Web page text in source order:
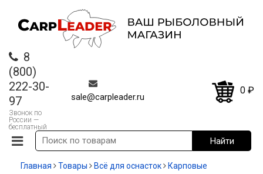
8
(800)
222-30-
97
Звонок по
России —
бесплатный
sale@carpleader.ru
0 ₽
Главная Товары Всё для оснасток
Карповые